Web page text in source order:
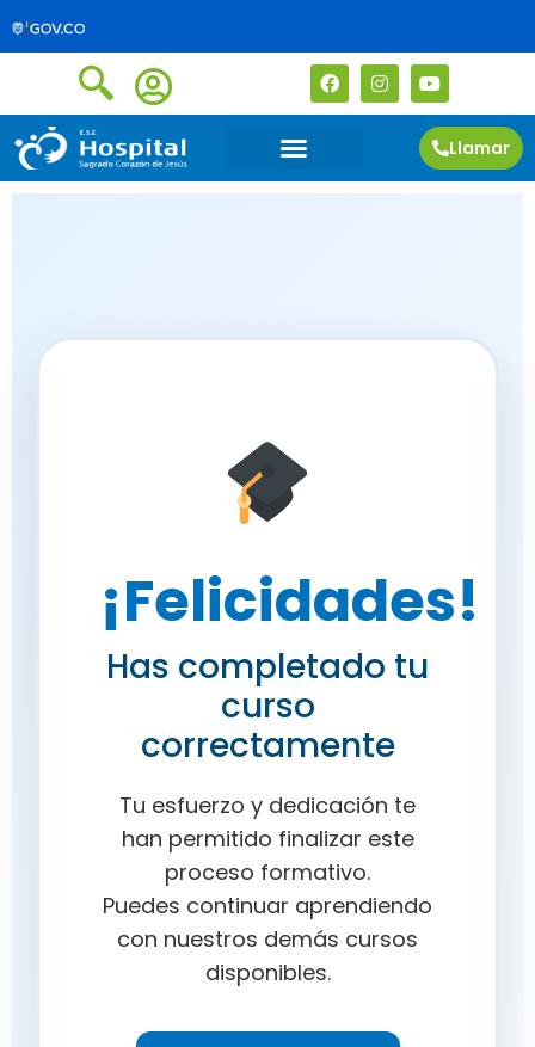
Llamar
¡Felicidades!
Has completado tu
curso
correctamente
Tu esfuerzo y dedicación te
han permitido finalizar este
proceso formativo.
Puedes continuar aprendiendo
con nuestros demás cursos
disponibles.